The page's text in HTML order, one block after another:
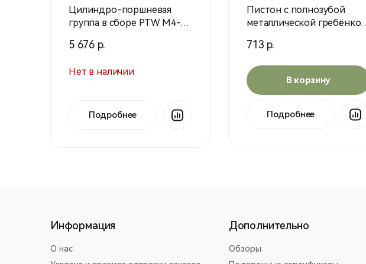
Цилиндро-поршневая
группа в сборе PTW M4-
5 676 р.
Нет в наличии
Подробнее
Пистон с полнозубой
металлической гребёнкой
(SHS)
713 р.
В корзину
Подробнее
Информация
О нас
Дополнительно
Обзоры